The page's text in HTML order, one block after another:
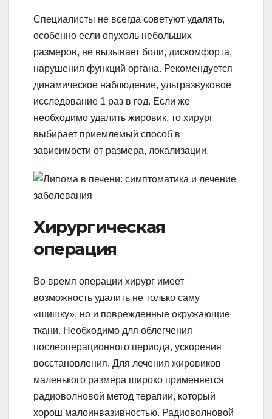
Специалисты не всегда советуют удалять,
особенно если опухоль небольших
размеров, не вызывает боли, дискомфорта,
нарушения функций органа. Рекомендуется
динамическое наблюдение, ультразвуковое
исследование 1 раз в год. Если же
необходимо удалить жировик, то хирург
выбирает приемлемый способ в
зависимости от размера, локализации.
Хирургическая
операция
Во время операции хирург имеет
возможность удалить не только саму
«шишку», но и поврежденные окружающие
ткани. Необходимо для облегчения
послеоперационного периода, ускорения
восстановления. Для лечения жировиков
маленького размера широко применяется
радиоволновой метод терапии, который
хорош малоинвазивностью. Радиоволновой